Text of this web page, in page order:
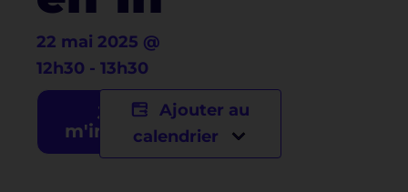
22 mai 2025 @
12h30 - 13h30
Je
m'inscris
Ajouter au
calendrier